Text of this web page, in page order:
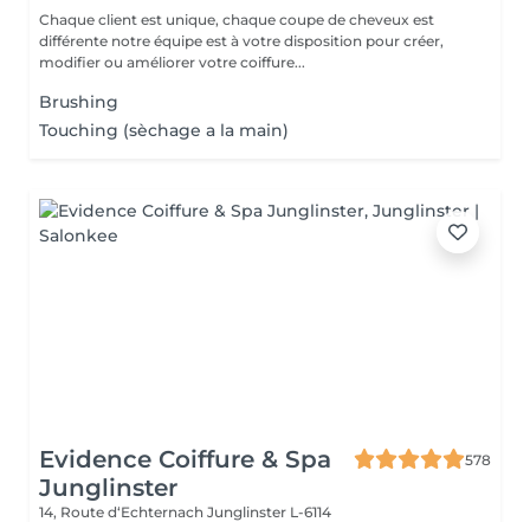
Chaque client est unique, chaque coupe de cheveux est
différente notre équipe est à votre disposition pour créer,
modifier ou améliorer votre coiffure...
Brushing
Touching (sèchage a la main)
Evidence Coiffure & Spa
Junglinster
578
14, Route d‘Echternach Junglinster L-6114